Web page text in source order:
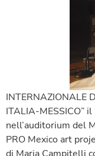
INTERNAZIONALE
ITALIA-MESSICO”
nell’auditorium del
PRO Mexico art
di Maria Campitelli